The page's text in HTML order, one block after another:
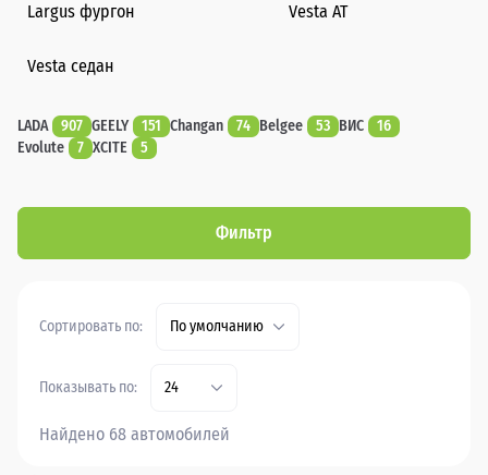
Largus фургон Vesta AT
Vesta седан
LADA 907 GEELY 151 Changan 74 Belgee 53 ВИС
16
Evolute
7 XCITE 5
Фильтр
Сортировать по: По умолчанию
Показывать по: 24
Найдено 68 автомобилей